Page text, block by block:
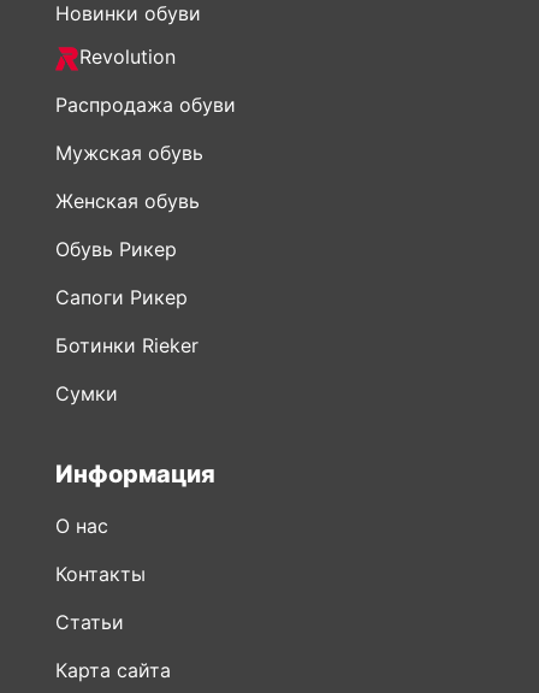
Новинки обуви
Revolution
Распродажа обуви
Мужская обувь
Женская обувь
Обувь Рикер
Сапоги Рикер
Ботинки Rieker
Сумки
Информация
О нас
Контакты
Статьи
Карта сайта